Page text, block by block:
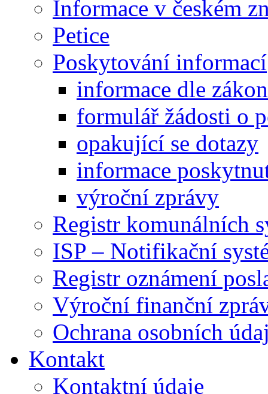
Informace v českém
Petice
Poskytování informací
informace dle
formulář žádosti o
opakující se dotazy
informace
výroční zprávy
Registr komunálních
ISP – Notifikační
Registr oznámení
Výroční finanční
Ochrana osobních
Kontakt
Kontaktní údaje